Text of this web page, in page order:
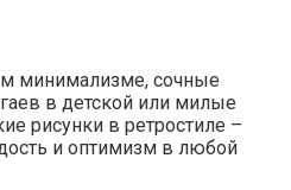
минимализме, сочные
в детской или милые
рисунки в ретростиле –
и оптимизм в любой